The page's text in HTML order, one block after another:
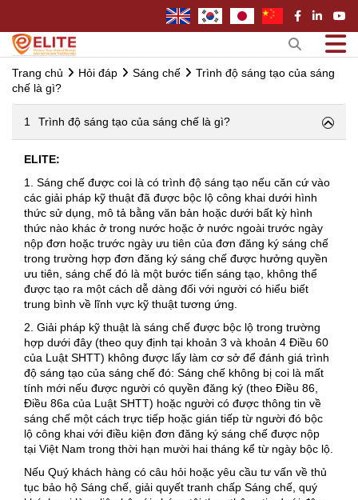
Trang chủ Hỏi đáp Sáng chế
Trình độ sáng tạo của sáng
chế là gì?
1 Trình độ sáng tạo của sáng chế là gì?
ELITE:
1. Sáng chế được coi là có trình độ sáng tạo nếu căn cứ vào
các giải pháp kỹ thuật đã được bộc lộ công khai dưới hình
thức sử dụng, mô tả bằng văn bản hoặc dưới bất kỳ hình
thức nào khác ở trong nước hoặc ở nước ngoài trước ngày
nộp đơn hoặc trước ngày ưu tiên của đơn đăng ký sáng chế
trong trường hợp đơn đăng ký sáng chế được hưởng quyền
ưu tiên, sáng chế đó là một bước tiến sáng tạo, không thể
được tạo ra một cách dễ dàng đối với người có hiểu biết
trung bình về lĩnh vực kỹ thuật tương ứng.
2. Giải pháp kỹ thuật là sáng chế được bộc lộ trong trường
hợp dưới đây (theo quy định tại khoản 3 và khoản 4 Điều 60
của Luật SHTT) không được lấy làm cơ sở để đánh giá trình
độ sáng tạo của sáng chế đó: Sáng chế không bị coi là mất
tính mới nếu được người có quyền đăng ký (theo Điều 86,
Điều 86a của Luật SHTT) hoặc người có được thông tin về
sáng chế một cách trực tiếp hoặc gián tiếp từ người đó bộc
lộ công khai với điều kiện đơn đăng ký sáng chế được nộp
tại Việt Nam trong thời hạn mười hai tháng kể từ ngày bộc lộ.
Nếu Quý khách hàng có câu hỏi hoặc yêu cầu tư vấn về thủ
tục bảo hộ Sáng chế, giải quyết tranh chấp Sáng chế, quý